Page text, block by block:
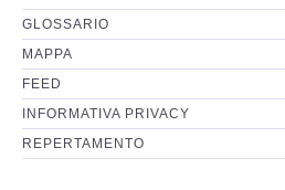
Perizia Host e Mainframe
Perizia Contratti ICT
Perizia Disp. Elettronici
GLOSSARIO
MAPPA
FEED
INFORMATIVA PRIVACY
REPERTAMENTO